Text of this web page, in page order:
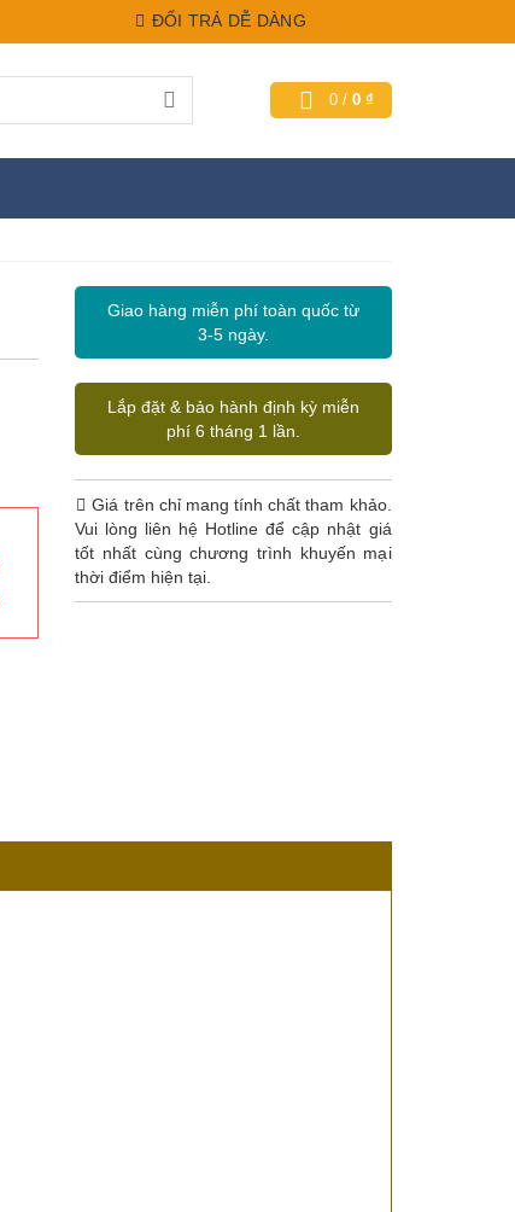
ĐỔI TRẢ DỄ DÀNG
0 / 0 ₫
Giao hàng miễn phí toàn quốc từ
3-5 ngày.
Lắp đặt & bảo hành định kỳ miễn
phí 6 tháng 1 lần.
Giá trên chỉ mang tính chất tham khảo.
Vui lòng liên hệ Hotline để cập nhật giá
tốt nhất cùng chương trình khuyến mại
thời điểm hiện tại.